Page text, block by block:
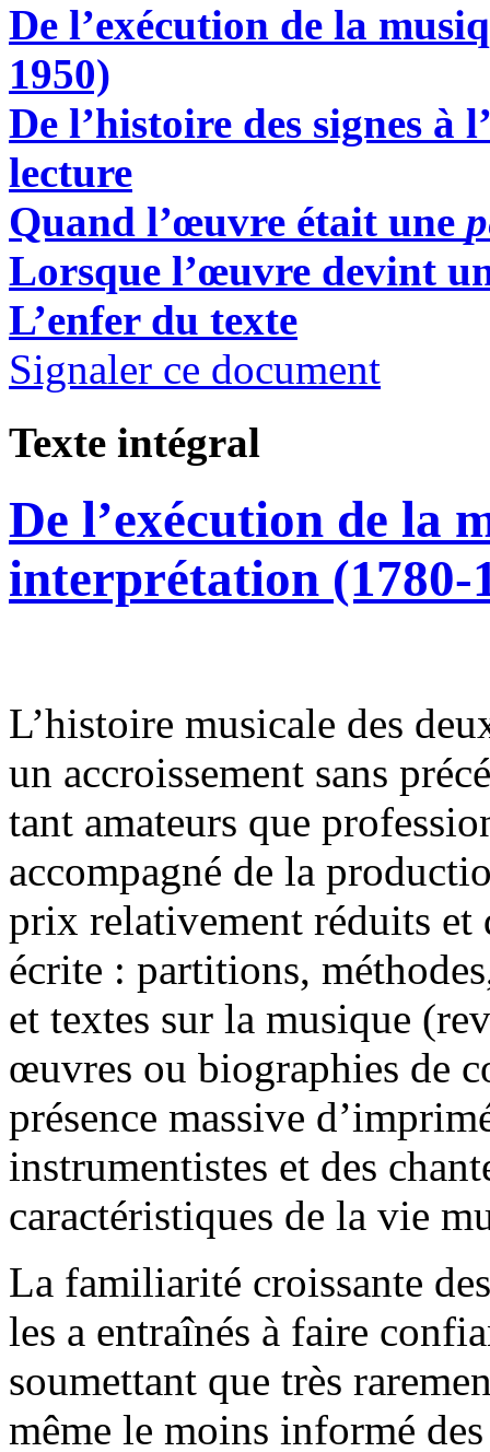
De l’exécution de la
1950)
De l’histoire des signes à
lecture
Quand l’œuvre était une
Lorsque l’œuvre devint
L’enfer du texte
Signaler ce document
Texte intégral
De l’exécution de la
interprétation (1780-
L’histoire musicale des
un accroissement sans
tant amateurs que
accompagné de la
prix relativement réduits et
écrite : partitions,
et textes sur la musique
œuvres ou biographies de
présence massive
instrumentistes et des
caractéristiques de la vie
La familiarité croissante
les a entraînés à faire
soumettant que très
même le moins informé